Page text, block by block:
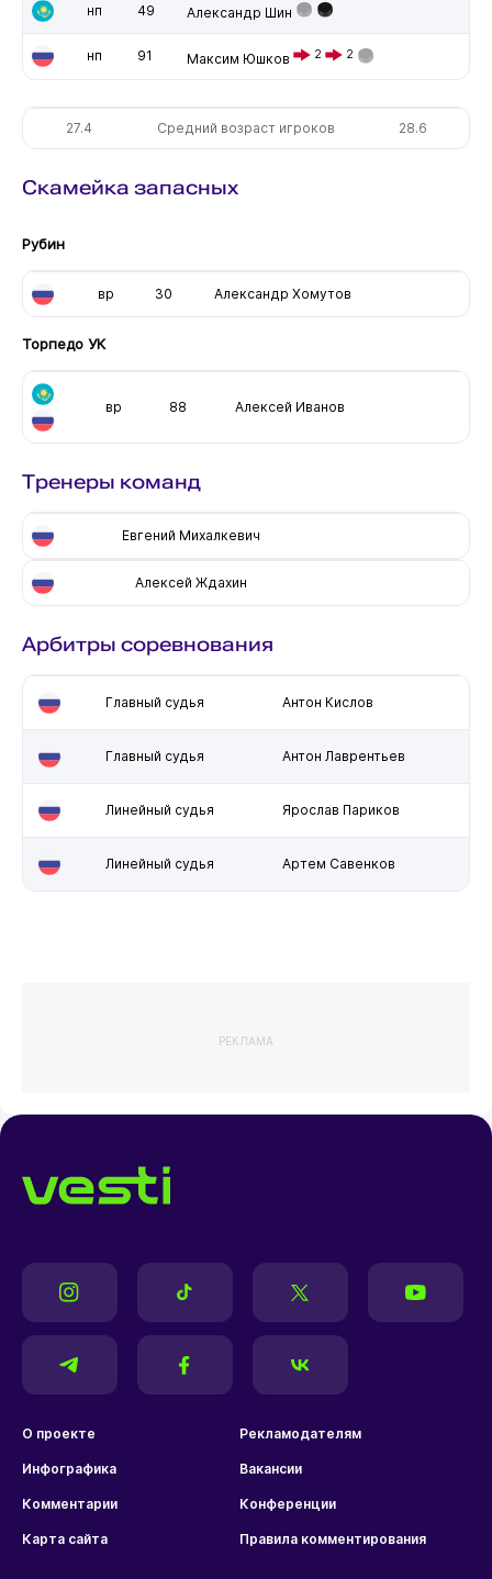
нп 49 Александр Шин
нп 91 Максим Юшков 2 2
27.4 Средний возраст игроков 28.6
Скамейка запасных
Рубин
вр 30 Александр Хомутов
Торпедо УК
вр 88 Алексей Иванов
Тренеры команд
Евгений Михалкевич
Алексей Ждахин
Арбитры соревнования
Главный судья Антон Кислов
Главный судья Антон Лаврентьев
Линейный судья Ярослав Париков
Линейный судья Артем Савенков
РЕКЛАМА
О проекте Рекламодателям
Инфографика Вакансии
Комментарии Конференции
Карта сайта Правила комментирования